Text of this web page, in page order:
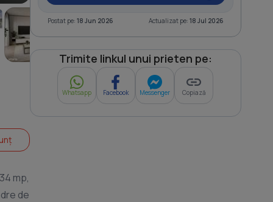
mp,
de
Postat pe: 18 Jun 2026 Actualizat pe: 18 Jul 2026
Trimite linkul unui prieten pe:
Whatsapp Facebook Messenger Copiază